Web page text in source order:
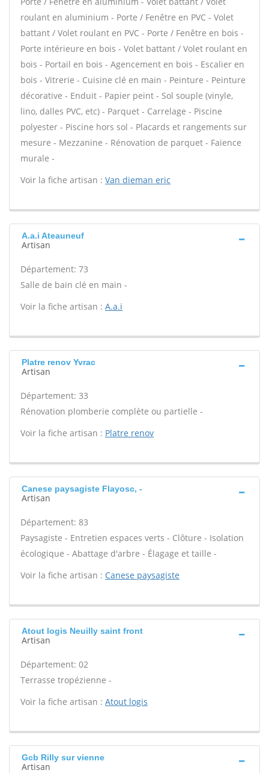
roulant en aluminium - Porte / Fenêtre en PVC - Volet
battant / Volet roulant en PVC - Porte / Fenêtre en bois -
Porte intérieure en bois - Volet battant / Volet roulant en
bois - Portail en bois - Agencement en bois - Escalier en
bois - Vitrerie - Cuisine clé en main - Peinture - Peinture
décorative - Enduit - Papier peint - Sol souple (vinyle,
lino, dalles PVC, etc) - Parquet - Carrelage - Piscine
polyester - Piscine hors sol - Placards et rangements sur
mesure - Mezzanine - Rénovation de parquet - Faïence
murale -
Voir la fiche artisan : Van dieman eric
A.a.i Ateauneuf
Artisan
Département: 73
Salle de bain clé en main -
Voir la fiche artisan : A.a.i
Platre renov Yvrac
Artisan
Département: 33
Rénovation plomberie complète ou partielle -
Voir la fiche artisan : Platre renov
Canese paysagiste Flayosc, -
Artisan
Département: 83
Paysagiste - Entretien espaces verts - Clôture - Isolation
écologique - Abattage d'arbre - Élagage et taille -
Voir la fiche artisan : Canese paysagiste
Atout logis Neuilly saint front
Artisan
Département: 02
Terrasse tropézienne -
Voir la fiche artisan : Atout logis
Gcb Rilly sur vienne
Artisan